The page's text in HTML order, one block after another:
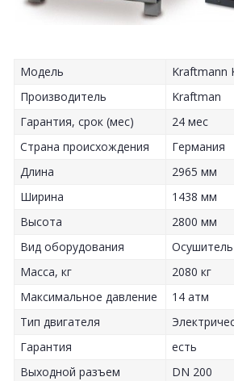
Модель
Kraftmann
Производитель
Kraftman
Гарантия, срок (мес)
24 мес
Страна происхождения
Германия
Длина
2965 мм
Ширина
1438 мм
Высота
2800 мм
Вид оборудования
Осушитель
Масса, кг
2080 кг
Максимальное давление
14 атм
Тип двигателя
Гарантия
есть
Выходной разъем
DN 200